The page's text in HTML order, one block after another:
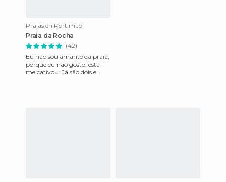
Praias en Portimão
Praia da Rocha
(42)
Eu não sou amante da praia,
porque eu não gosto, está
me cativou. Já são dois e